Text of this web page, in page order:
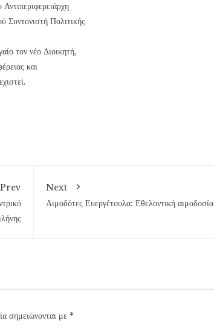
Συντονιστή Πολιτικής
τον νέο Διοικητή,
και
Prev
Next
Αιμοδότες Ευεργέτουλα: Εθελοντική αιμοδοσία
σημειώνονται με *